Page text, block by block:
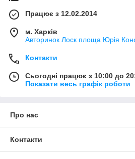
Працює з 12.02.2014
м. Харків
Авторинок Лоск площа Юрія
Контакти
Сьогодні працює з 10:00 до
Показати весь графік роботи
Про нас
Контакти